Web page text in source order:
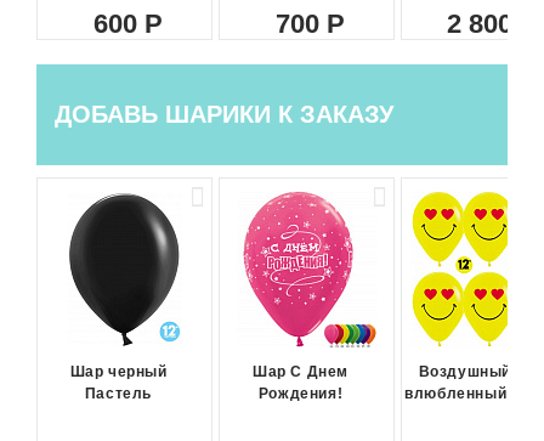
600 700 2 800
ДОБАВЬ ШАРИКИ К ЗАКАЗУ
Шар черный
Пастель
Шар С Днем
Рождения!
Воздушный
влюбленный